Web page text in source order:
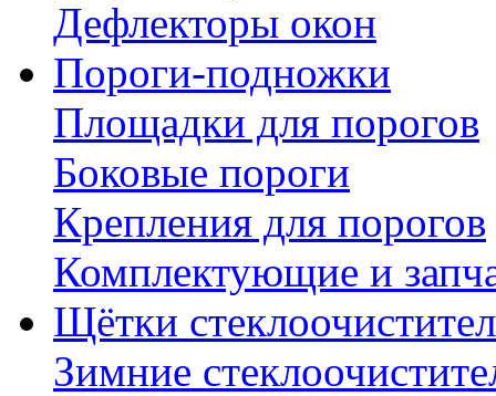
Дефлекторы окон
Пороги-подножки
Площадки для порогов
Боковые пороги
Крепления для порогов
Комплектующие и
Щётки
Зимние